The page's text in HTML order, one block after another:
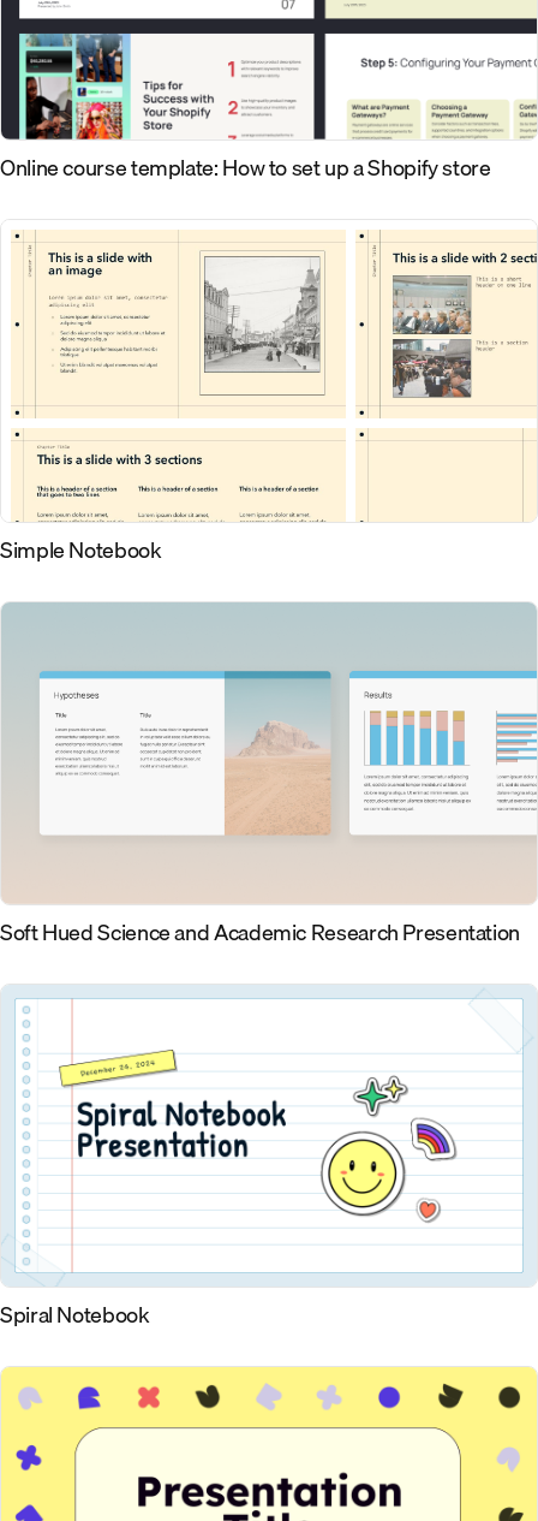
Online course template: How to set up a Shopify store
Simple Notebook
Soft Hued Science and Academic Research Presentation
Spiral Notebook